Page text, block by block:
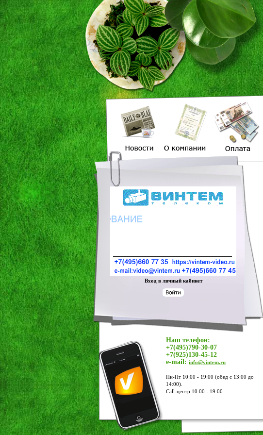
Вход в личный кабинет
Наш телефон:
+7(495)790-30-07
+7(925)130-45-12
e-mail: info@vintem.ru
Пн-Пт 10:00 - 19:00 (обед с 13:00 до
14:00).
Call-центр 10:00 - 19:00.